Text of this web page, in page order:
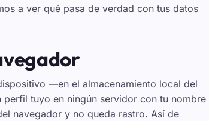
a ver qué pasa de verdad con tus datos
—en el almacenamiento local del
tuyo en ningún servidor con tu nombre
navegador y no queda rastro. Así de